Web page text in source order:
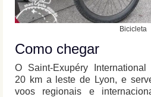
Bicicleta
Como chegar
O Saint-Exupéry
20 km a leste de Lyon, e
voos regionais e